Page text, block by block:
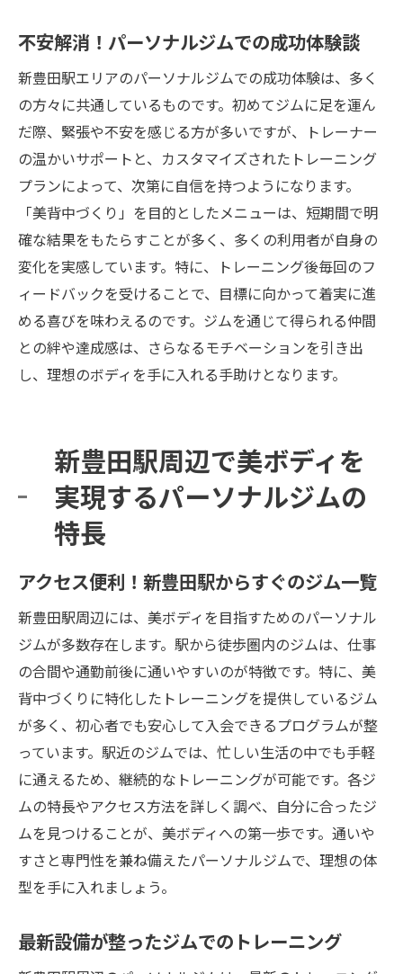
不安解消！パーソナルジムでの成功体験談
新豊田駅エリアのパーソナルジムでの成功体験は、多く
の方々に共通しているものです。初めてジムに足を運ん
だ際、緊張や不安を感じる方が多いですが、トレーナー
の温かいサポートと、カスタマイズされたトレーニング
プランによって、次第に自信を持つようになります。
「美背中づくり」を目的としたメニューは、短期間で明
確な結果をもたらすことが多く、多くの利用者が自身の
変化を実感しています。特に、トレーニング後毎回のフ
ィードバックを受けることで、目標に向かって着実に進
める喜びを味わえるのです。ジムを通じて得られる仲間
との絆や達成感は、さらなるモチベーションを引き出
し、理想のボディを手に入れる手助けとなります。
新豊田駅周辺で美ボディを
実現するパーソナルジムの
特長
アクセス便利！新豊田駅からすぐのジム一覧
新豊田駅周辺には、美ボディを目指すためのパーソナル
ジムが多数存在します。駅から徒歩圏内のジムは、仕事
の合間や通勤前後に通いやすいのが特徴です。特に、美
背中づくりに特化したトレーニングを提供しているジム
が多く、初心者でも安心して入会できるプログラムが整
っています。駅近のジムでは、忙しい生活の中でも手軽
に通えるため、継続的なトレーニングが可能です。各ジ
ムの特長やアクセス方法を詳しく調べ、自分に合ったジ
ムを見つけることが、美ボディへの第一歩です。通いや
すさと専門性を兼ね備えたパーソナルジムで、理想の体
型を手に入れましょう。
最新設備が整ったジムでのトレーニング